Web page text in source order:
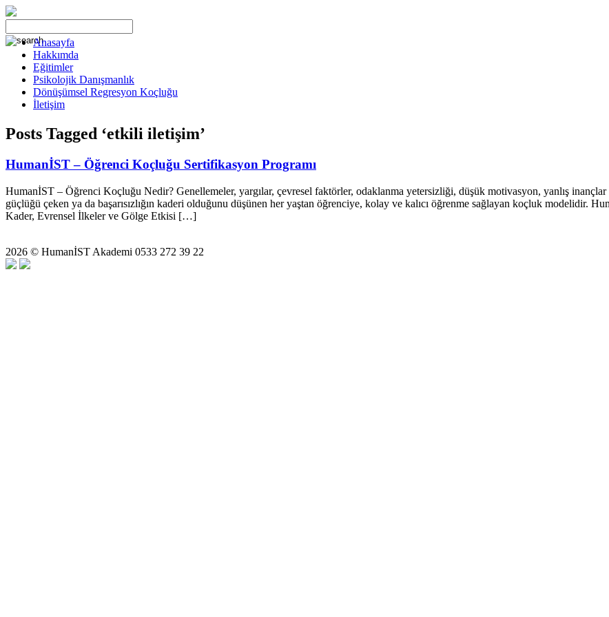
Anasayfa
Hakkımda
Eğitimler
Psikolojik Danışmanlık
Dönüşümsel Regresyon Koçluğu
İletişim
Posts Tagged ‘etkili iletişim’
HumanİST – Öğrenci Koçluğu Sertifikasyon Programı
HumanİST – Öğrenci Koçluğu Nedir? Genellemeler, yargılar, çevresel faktörler, odaklanma yetersizliği, düşük motivasyon, yanlış
güçlüğü çeken ya da başarısızlığın kaderi olduğunu düşünen her yaştan öğrenciye, kolay ve kalıcı öğrenme sağlayan koçluk modelidir.
Kader, Evrensel İlkeler ve Gölge Etkisi […]
2026 © HumanİST Akademi 0533 272 39 22